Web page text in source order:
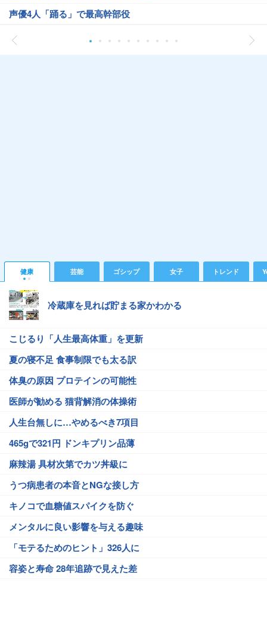
声優4人「踊る」で最高幹部役
健康 芸能 ゴシップ 女子 トレンド
冷蔵庫を見れば貯まる家かわかる
こじるり「人生最高体重」を更新
夏の寝不足 食事制限でも太る訳
体臭の原因 プロテインの可能性
医師が勧める 猫背解消の体操術
人生台無しに…やめるべき7項目
465gで321円 ドンキプリン品薄
麻辣湯 具材次第でカツ丼級に
うつ病患者の本音とNGな接し方
キノコで血糖値スパイクを防ぐ
メンタルに良い影響を与える趣味
「モテるためのヒント」326人に
容姿と寿命 28年追跡で見えた差